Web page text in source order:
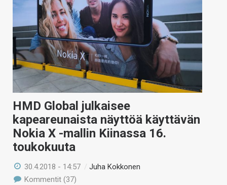
HMD Global julkaisee
kapeareunaista näyttöä käyttävän
Nokia X -mallin Kiinassa 16.
toukokuuta
30.4.2018 - 14:57 /Juha Kokkonen
Kommentit (37)